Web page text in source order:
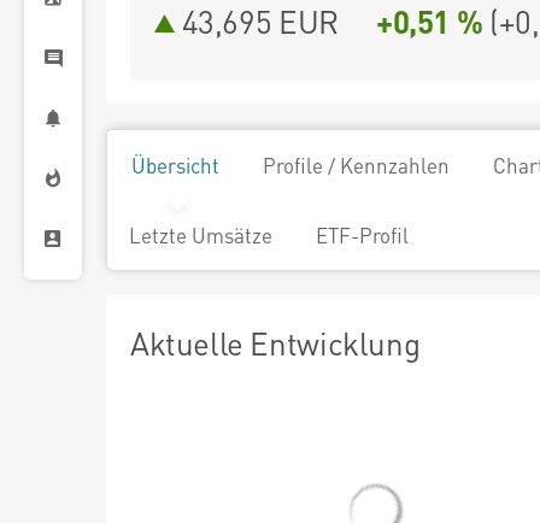
43,695 EUR +0,51 % (
Übersicht Profile / Kennzahlen
Letzte Umsätze ETF-Profil
Aktuelle Entwicklung